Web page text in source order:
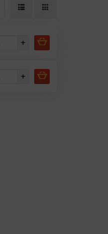
+
+